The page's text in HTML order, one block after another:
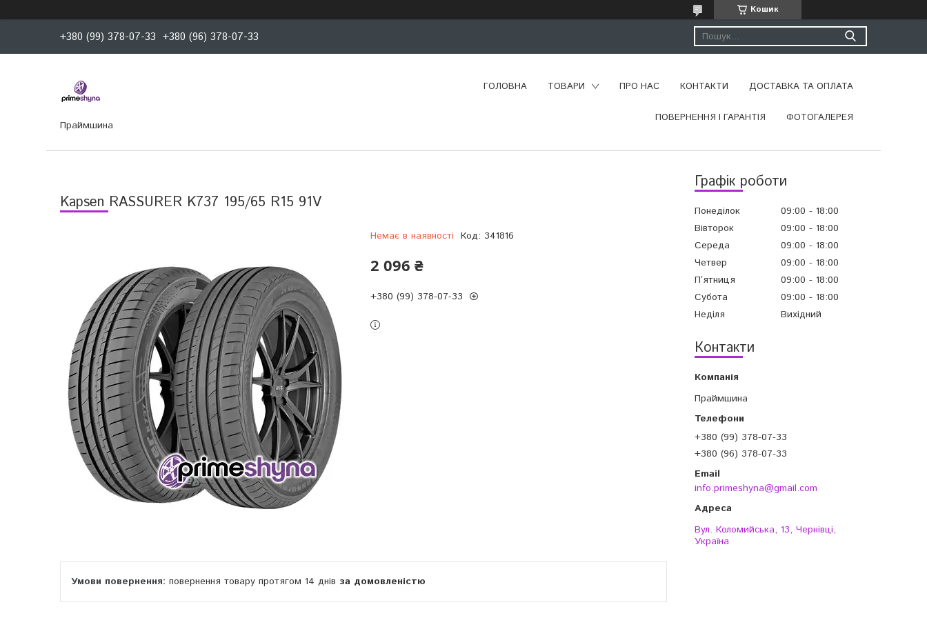
Кошик
+380 (99) 378-07-33 +380 (96) 378-07-33
Праймшина
ГОЛОВНА ТОВАРИ ПРО НАС КОНТАКТИ ДОСТАВКА ТА ОПЛАТА
ПОВЕРНЕННЯ І ГАРАНТІЯ ФОТОГАЛЕРЕЯ
Графік роботи
Понеділок 09:00
18:00
Вівторок
09:00
18:00
Середа
09:00
18:00
Четвер
09:00
18:00
Пʼятниця
09:00
18:00
Субота
09:00
18:00
Неділя
Вихідний
Контакти
Праймшина
+380 (99) 378-07-33
+380 (96) 378-07-33
info.primeshyna@gmail.com
Вул. Коломийська, 13, Чернівці,
Україна
Kapsen RASSURER K737 195/65 R15 91V
Немає в наявності Код: 341816
2 096 ₴
+380 (99) 378-07-33
повернення товару протягом 14 днів за домовленістю